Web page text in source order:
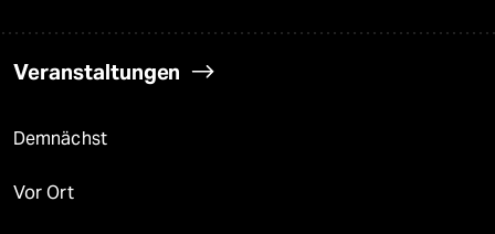
Veranstaltungen
Demnächst
Vor Ort